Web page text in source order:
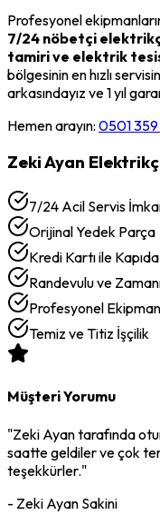
Profesyonel
7/24 nöbetçi
tamiri ve elektrik
bölgesinin en hızlı
arkasındayız ve 1 yıl
Hemen arayın: 0501
Zeki Ayan
7/24 Acil Servis
Orijinal Yedek Parça
Kredi Kartı ile
Randevulu ve
Profesyonel
Temiz ve Titiz İşçilik
Müşteri Yorumu
"Zeki Ayantarafında
saatte geldiler ve çok
teşekkürler."
- Zeki Ayan Sakini